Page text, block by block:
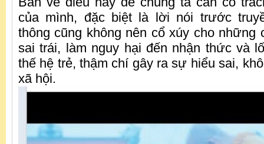
của mình, đặc biệt là lời nói trước
thông cũng không nên cổ xúy cho những
sai trái, làm nguy hại đến nhận thức và
thế hệ trẻ, thậm chí gây ra sự hiểu sai,
xã hội.